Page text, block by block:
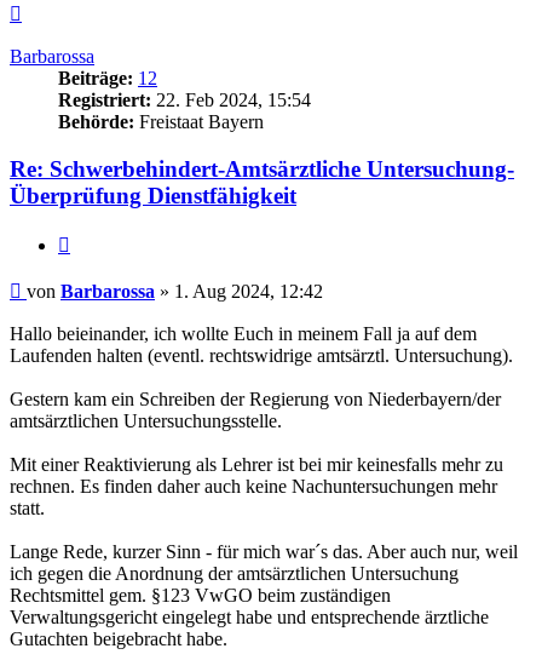
Barbarossa
Beiträge: 12
Registriert: 22. Feb 2024, 15:54
Behörde: Freistaat Bayern
Re: Schwerbehindert-Amtsärztliche Untersuchung-
Überprüfung Dienstfähigkeit
Beitrag
von Barbarossa » 1. Aug 2024, 12:42
Hallo beieinander, ich wollte Euch in meinem Fall ja auf dem
Laufenden halten (eventl. rechtswidrige amtsärztl. Untersuchung).
Gestern kam ein Schreiben der Regierung von Niederbayern/der
amtsärztlichen Untersuchungsstelle.
Mit einer Reaktivierung als Lehrer ist bei mir keinesfalls mehr zu
rechnen. Es finden daher auch keine Nachuntersuchungen mehr
statt.
Lange Rede, kurzer Sinn - für mich war´s das. Aber auch nur, weil
ich gegen die Anordnung der amtsärztlichen Untersuchung
Rechtsmittel gem. §123 VwGO beim zuständigen
Verwaltungsgericht eingelegt habe und entsprechende ärztliche
Gutachten beigebracht habe.